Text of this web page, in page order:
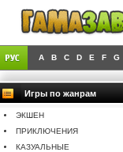
A B C D E F G
Игры по жанрам
ЭКШЕН
ПРИКЛЮЧЕНИЯ
КАЗУАЛЬНЫЕ